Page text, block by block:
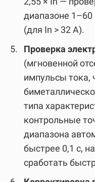
диапазоне 1–60
(для In > 32 А).
Проверка
(мгновенной
импульсы тока,
типа
контрольные
диапазона
быстрее 0,1 с,
сработать